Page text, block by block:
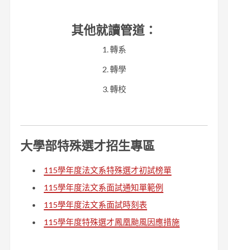
其他就讀管道：
1. 轉系
2. 轉學
3. 轉校
大學部特殊選才招生專區
115學年度法文系特殊選才初試榜單
115學年度法文系面試通知單範例
115學年度法文系面試時刻表
115學年度特殊選才鳳凰颱風因應措施